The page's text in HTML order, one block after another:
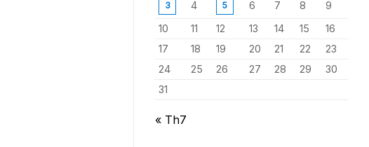
3 4 5 6 7 8
9
10
11 12 13 14 15
16
17
18 19 20 21 22
23
24
25 26 27 28 29
30
31
« Th7